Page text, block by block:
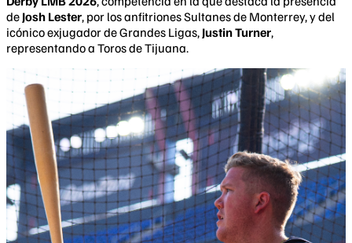
de Josh Lester, por los anfitriones Sultanes de Monterrey, y del
icónico exjugador de Grandes Ligas, Justin Turner,
representando a Toros de Tijuana.